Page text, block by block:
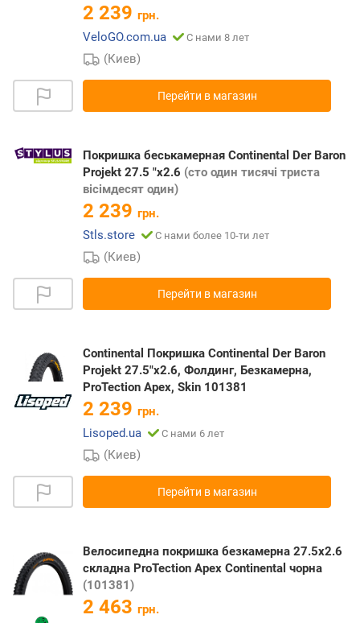
2 239 грн.
VeloGO.com.ua
С нами 8 лет
(Киев)
Перейти в магазин
Покришка беськамерная Continental Der Baron
Projekt 27.5 "x2.6 (сто один тисячі триста
вісімдесят один)
2 239 грн.
Stls.store
С нами более 10-ти лет
(Киев)
Перейти в магазин
Continental Покришка Continental Der Baron
Projekt 27.5"x2.6, Фолдинг, Безкамерна,
ProTection Apex, Skin 101381
2 239 грн.
Lisoped.ua
С нами 6 лет
(Киев)
Перейти в магазин
Велосипедна покришка безкамерна 27.5x2.6
складна ProTection Apex Continental чорна
(101381)
2 463 грн.